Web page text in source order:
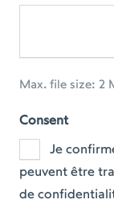
Max. file size: 2
Consent
Je
peuvent être
de